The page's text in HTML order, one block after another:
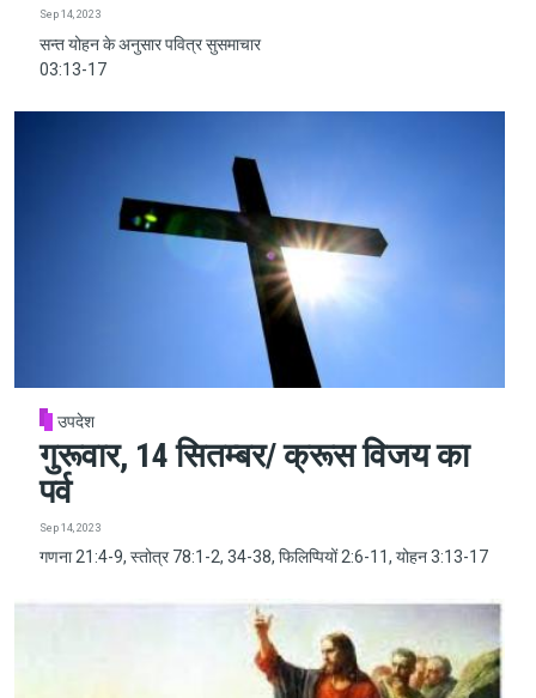
Sep 14, 2023
सन्त योहन के अनुसार पवित्र सुसमाचार
03:13-17
उपदेश
गुरूवार, 14 सितम्बर/ क्रूस विजय का
पर्व
Sep 14, 2023
गणना 21:4-9, स्तोत्र 78:1-2, 34-38, फिलिप्पियों 2:6-11, योहन 3:13-17